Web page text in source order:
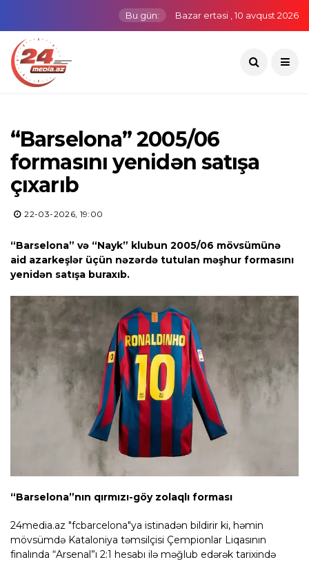
Bu gün: Bazar ertəsi , 10 avqust 2026
“Barselona” 2005/06
formasını yenidən satışa
çıxarıb
22-03-2026, 19:00
“Barselona” və “Nayk” klubun 2005/06 mövsümünə
aid azarkeşlər üçün nəzərdə tutulan məşhur formasını
yenidən satışa buraxıb.
“Barselona”nın qırmızı-göy zolaqlı forması
24media.az "fcbarcelona"ya istinadən bildirir ki, həmin
mövsümdə Kataloniya təmsilçisi Çempionlar Liqasının
finalında “Arsenal”ı 2:1 hesabı ilə məğlub edərək tarixində